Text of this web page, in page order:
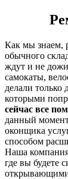
Как мы знаем,
обычного
ждут и не
самокаты,
делали только
которыми
сейчас все
данный
оконщика
способом
Наша
где вы будете